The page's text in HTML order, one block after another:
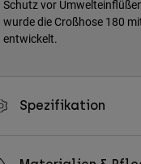
Schutz vor
wurde die Croßhose 180
entwickelt.
Spezifikation